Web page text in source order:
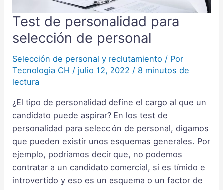
Test de personalidad para
selección de personal
Selección de personal y reclutamiento / Por
Tecnologia CH / julio 12, 2022 / 8 minutos de
lectura
¿El tipo de personalidad define el cargo al que un
candidato puede aspirar? En los test de
personalidad para selección de personal, digamos
que pueden existir unos esquemas generales. Por
ejemplo, podríamos decir que, no podemos
contratar a un candidato comercial, si es tímido e
introvertido y eso es un esquema o un factor de
Test
personalidad
para
selección
de
personal